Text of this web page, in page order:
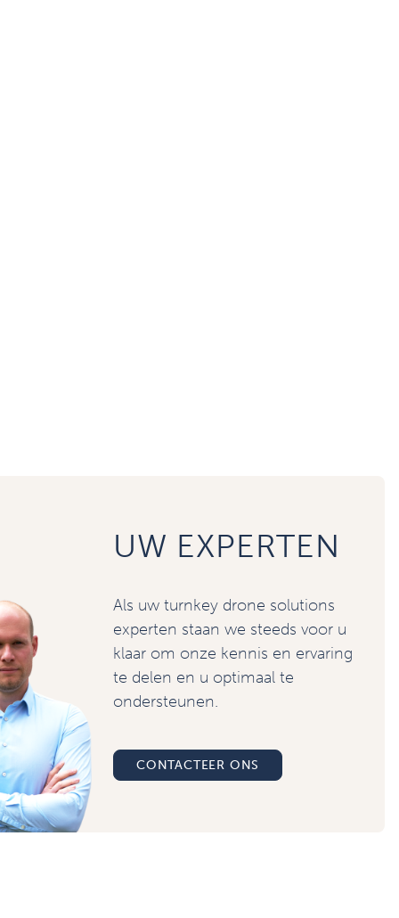
UW EXPERTEN
Als uw turnkey drone solutions
experten staan we steeds voor u
klaar om onze kennis en ervaring
te delen en u optimaal te
ondersteunen.
CONTACTEER ONS